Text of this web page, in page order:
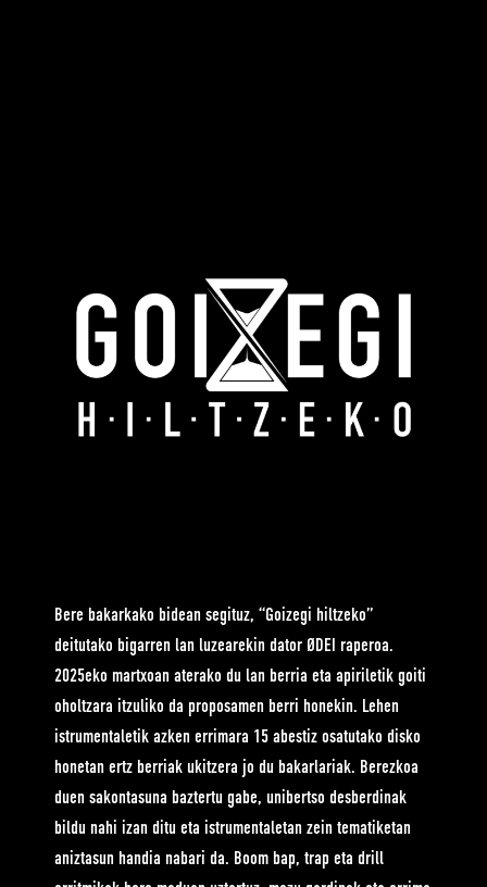
Bere bakarkako bidean segituz, “Goizegi hiltzeko”
deitutako bigarren lan luzearekin dator ØDEI raperoa.
2025eko martxoan aterako du lan berria eta apiriletik goiti
oholtzara itzuliko da proposamen berri honekin. Lehen
istrumentaletik azken errimara 15 abestiz osatutako disko
honetan ertz berriak ukitzera jo du bakarlariak. Berezkoa
duen sakontasuna baztertu gabe, unibertso desberdinak
bildu nahi izan ditu eta istrumentaletan zein tematiketan
aniztasun handia nabari da. Boom bap, trap eta drill